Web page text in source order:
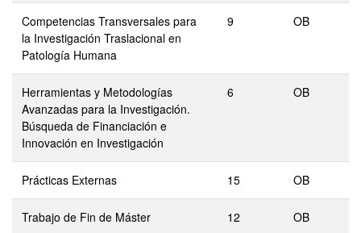
Competencias Transversales para
la Investigación Traslacional en
Patología Humana
9 OB
Herramientas y Metodologías
Avanzadas para la Investigación.
Búsqueda de Financiación e
Innovación en Investigación
6 OB
Prácticas Externas 15 OB
Trabajo de Fin de Máster 12 OB